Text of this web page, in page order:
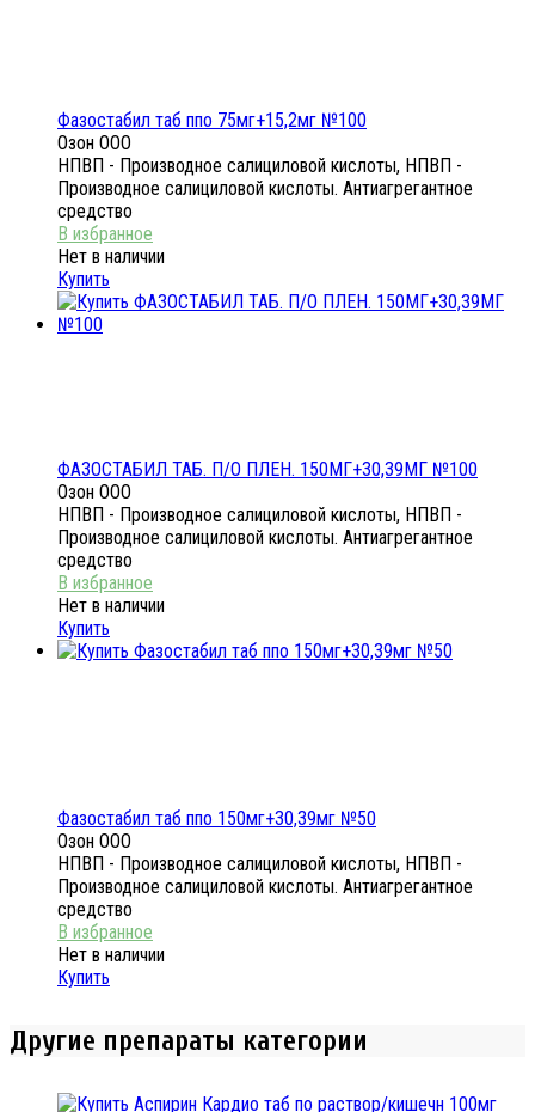
Фазостабил таб ппо 75мг+15,2мг №100
Озон ООО
НПВП - Производное салициловой кислоты, НПВП -
Производное салициловой кислоты. Антиагрегантное
средство
Нет в наличии
Купить
ФАЗОСТАБИЛ ТАБ. П/О ПЛЕН. 150МГ+30,39МГ №100
Озон ООО
НПВП - Производное салициловой кислоты, НПВП -
Производное салициловой кислоты. Антиагрегантное
средство
Нет в наличии
Купить
Фазостабил таб ппо 150мг+30,39мг №50
Озон ООО
НПВП - Производное салициловой кислоты, НПВП -
Производное салициловой кислоты. Антиагрегантное
средство
Нет в наличии
Купить
Другие препараты категории